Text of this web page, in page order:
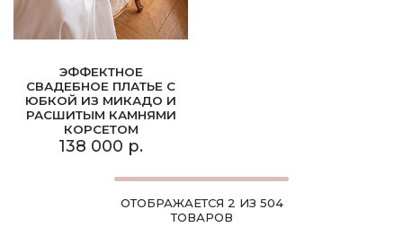
ЭФФЕКТНОЕ
СВАДЕБНОЕ ПЛАТЬЕ С
ЮБКОЙ ИЗ МИКАДО И
РАСШИТЫМ КАМНЯМИ
КОРСЕТОМ
138 000 р.
ОТОБРАЖАЕТСЯ 2 ИЗ 504
ТОВАРОВ